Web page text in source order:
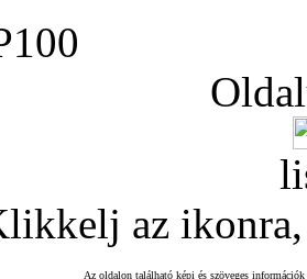
az ikonra,
Az oldalon található képi és szöveges információk